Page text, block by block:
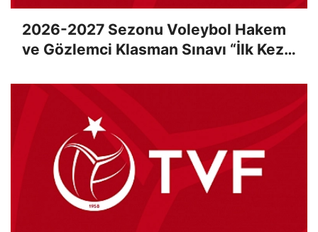
2026-2027 Sezonu Voleybol Hakem
ve Gözlemci Klasman Sınavı “İlk Kez”